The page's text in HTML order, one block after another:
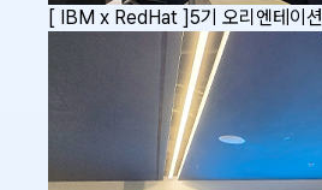
[ IBM x RedHat ]5기 오리엔테이션